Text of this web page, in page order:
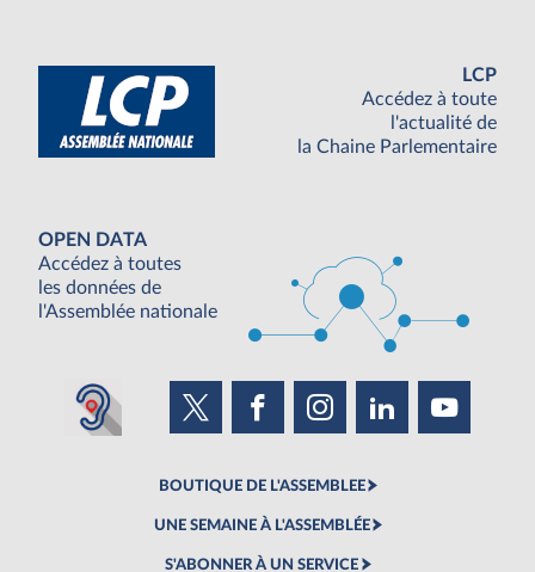
LCP
Accédez à toute
l'actualité de
la Chaine Parlementaire
OPEN DATA
Accédez à toutes
les données de
l'Assemblée nationale
BOUTIQUE DE L'ASSEMBLEE
UNE SEMAINE À L'ASSEMBLÉE
S'ABONNER À UN SERVICE